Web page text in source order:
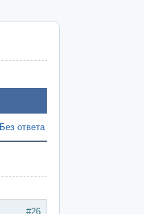
Без ответа
#26